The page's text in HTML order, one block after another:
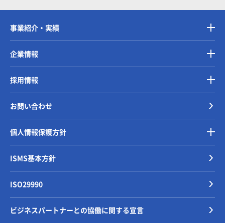
事業紹介・実績
企業情報
採用情報
お問い合わせ
個人情報保護方針
ISMS基本方針
ISO29990
ビジネスパートナーとの協働に関する宣言